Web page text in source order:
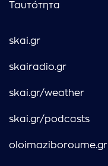
Ταυτότητα
skai.gr
skairadio.gr
skai.gr/weather
skai.gr/podcasts
oloimaziboroume.gr